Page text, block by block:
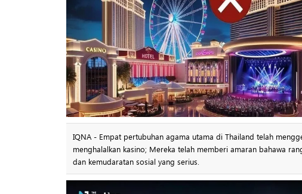
IQNA - Empat pertubuhan agama utama di Thailand telah
menghalalkan kasino; Mereka telah memberi amaran bahawa
dan kemudaratan sosial yang serius.